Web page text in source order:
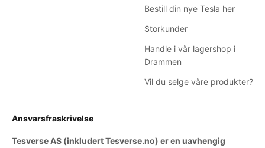
Bestill din nye Tesla her
Storkunder
Handle i vår lagershop i
Drammen
Vil du selge våre produkter?
Ansvarsfraskrivelse
Tesverse AS (inkludert Tesverse.no) er en uavhengig